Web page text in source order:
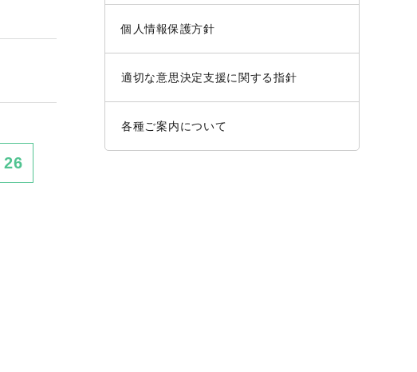
26
個人情報保護方針
適切な意思決定支援に関する指針
各種ご案内について